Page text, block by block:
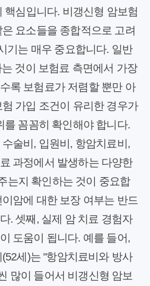
핵심입니다. 비갱신형 암보험
요소들을 종합적으로 고려
기는 매우 중요합니다. 일반
것이 보험료 측면에서 가장
록 보험료가 저렴할 뿐만 아
가입 조건이 유리한 경우가
를 꼼꼼히 확인해야 합니다.
술비, 입원비, 항암치료비,
과정에서 발생하는 다양한
는지 확인하는 것이 중요합
암에 대한 보장 여부는 반드
. 셋째, 실제 암 치료 경험자
도움이 됩니다. 예를 들어,
세)는 "항암치료비와 방사
많이 들어서 비갱신형 암보